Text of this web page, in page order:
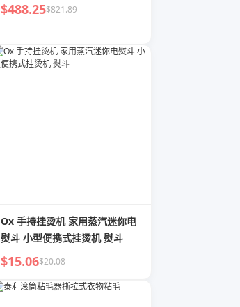
$488.25$821.89
Ox 手持挂烫机 家用蒸汽迷你电
熨斗 小型便携式挂烫机 熨斗
$15.06$20.08